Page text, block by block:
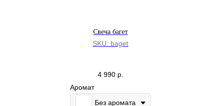
Свеча багет
SKU: baget
4 990 р.
Аромат
Без аромата
Политика использования cookie-файлов
Политика обработки персональных данных